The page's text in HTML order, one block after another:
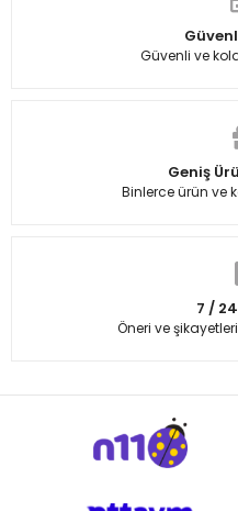
Güvenli ve
Geniş
Binlerce ürün ve
7 /
Öneri ve